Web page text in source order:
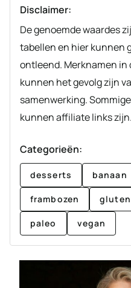
Disclaimer:
De genoemde waardes zijn gebaseerd op standaard
tabellen en hier kunnen
ontleend. Merknamen
kunnen het gevolg zijn
samenwerking.
kunnen affiliate links
Categorieën:
desserts banaan
frambozen
paleo vegan